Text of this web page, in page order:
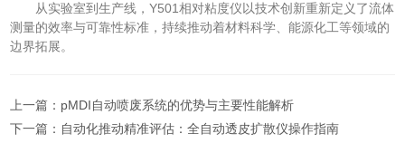
从实验室到生产线，Y501相对粘度仪以技术创新重新定义了流体
测量的效率与可靠性标准，持续推动着材料科学、能源化工等领域的
边界拓展。
上一篇： pMDI自动喷废系统的优势与主要性能解析
下一篇： 自动化推动精准评估：全自动透皮扩散仪操作指南